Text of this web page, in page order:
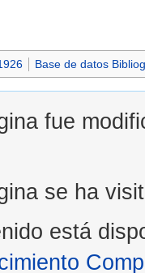
Base de datos
fue
se ha
está